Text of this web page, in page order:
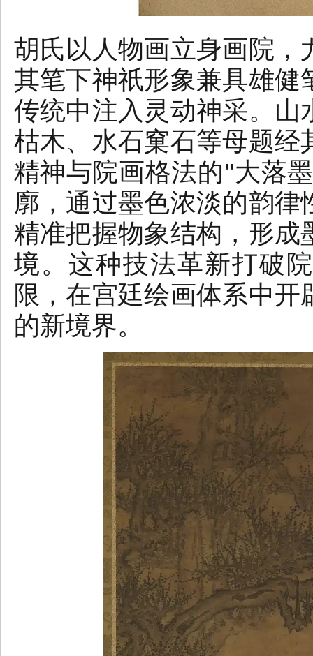
胡氏以人物画立身画院，
其笔下神祇形象兼具雄健
传统中注入灵动神采。山
枯木、水石窠石等母题经
精神与院画格法的"大落
廓，通过墨色浓淡的韵
精准把握物象结构，形成
境。这种技法革新打破
限，在宫廷绘画体系中
的新境界。